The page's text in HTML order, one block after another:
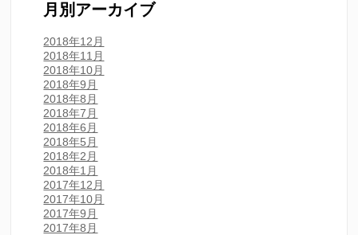
月別アーカイブ
2018年12月
2018年11月
2018年10月
2018年9月
2018年8月
2018年7月
2018年6月
2018年5月
2018年2月
2018年1月
2017年12月
2017年10月
2017年9月
2017年8月